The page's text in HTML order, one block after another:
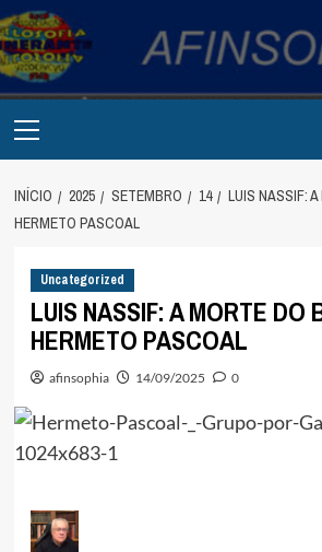
Avançar
para
o
conteúdo
Menu
INÍCIO 2025 SETEMBRO 14
LUIS NASSIF:
HERMETO PASCOAL
Uncategorized
LUIS NASSIF: A MORTE DO
HERMETO PASCOAL
afinsophia 14/09/2025 0